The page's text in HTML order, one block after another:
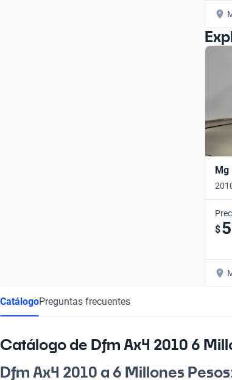
Mg
$
CatálogoPreguntas frecuentes
Catálogo de Dfm Ax4 2010 6
Dfm Ax4 2010 a 6 Millones